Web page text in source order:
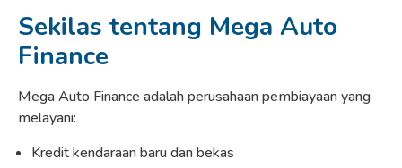
Sekilas tentang Mega Auto
Finance
Mega Auto Finance adalah perusahaan pembiayaan yang
melayani:
Kredit kendaraan baru dan bekas